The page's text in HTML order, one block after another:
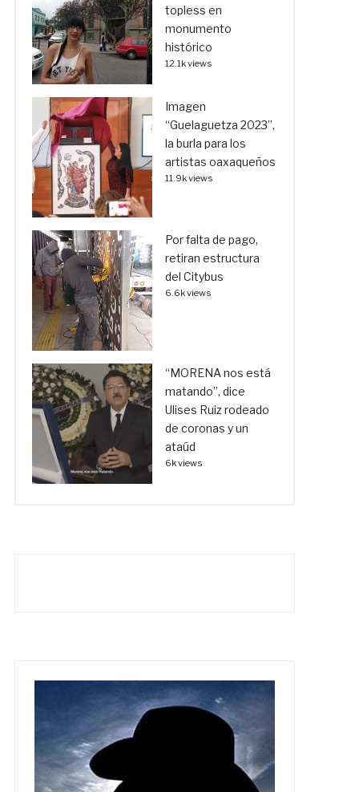
topless en
monumento
histórico
12.1k views
Imagen
“Guelaguetza 2023”,
la burla para los
artistas oaxaqueños
11.9k views
Por falta de pago,
retiran estructura
del Citybus
6.6k views
“MORENA nos está
matando”, dice
Ulises Ruiz rodeado
de coronas y un
ataúd
6k views